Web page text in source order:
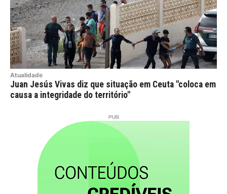
Atualidade
Juan Jesús Vivas diz que situação em Ceuta "coloca em
causa a integridade do território"